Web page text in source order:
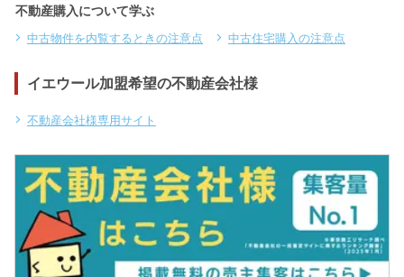
不動産購入について学ぶ
中古物件を内覧するときの注意点 中古住宅購入の注意点
イエウール加盟希望の不動産会社様
不動産会社様専用サイト